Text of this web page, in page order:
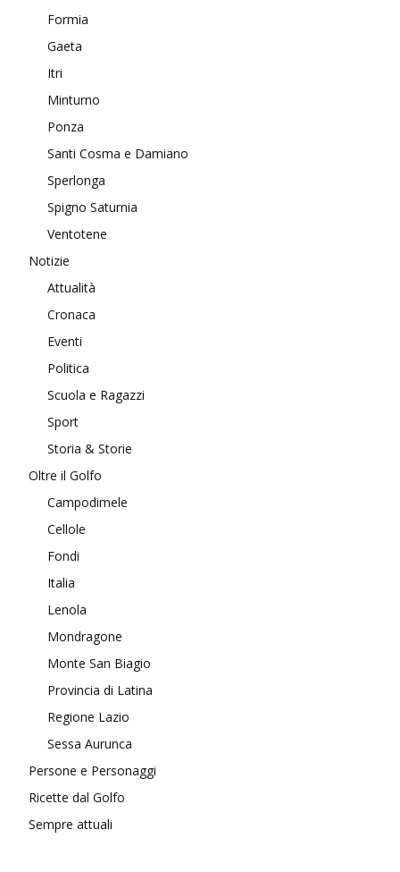
Formia
Gaeta
Itri
Minturno
Ponza
Santi Cosma e Damiano
Sperlonga
Spigno Saturnia
Ventotene
Notizie
Attualità
Cronaca
Eventi
Politica
Scuola e Ragazzi
Sport
Storia & Storie
Oltre il Golfo
Campodimele
Cellole
Fondi
Italia
Lenola
Mondragone
Monte San Biagio
Provincia di Latina
Regione Lazio
Sessa Aurunca
Persone e Personaggi
Ricette dal Golfo
Sempre attuali